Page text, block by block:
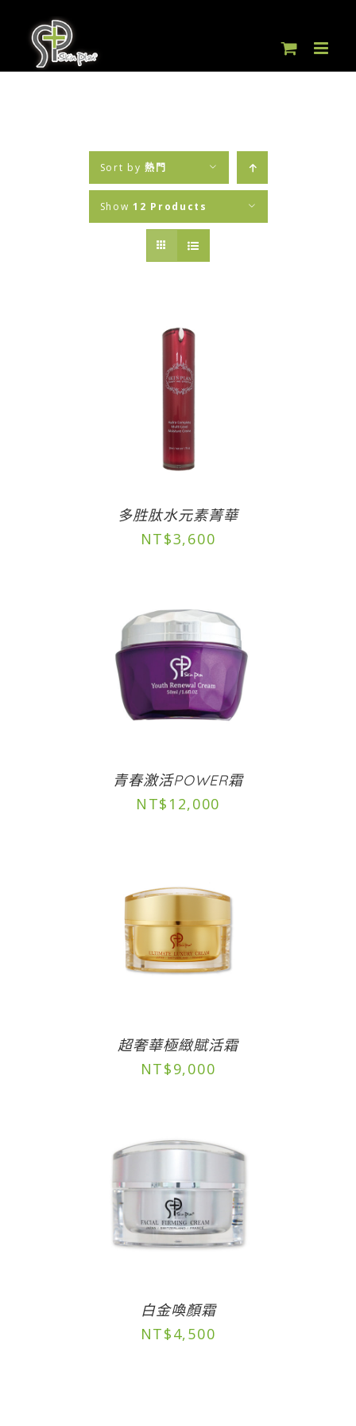
content
Sort by熱門
Show 12 Products
多胜肽水元素菁華
NT$3,600
青春激活POWER霜
NT$ 12,000
超奢華極緻賦活霜
NT$9,000
白金喚顏霜
NT$4,500